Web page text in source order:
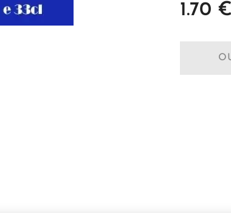
1.70 €